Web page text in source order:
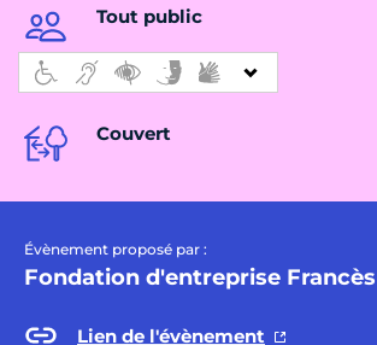
Tout public
Couvert
Évènement proposé par :
Fondation d'entreprise Francès
Lien de l'évènement